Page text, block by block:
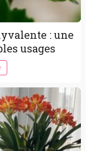
: une
usages